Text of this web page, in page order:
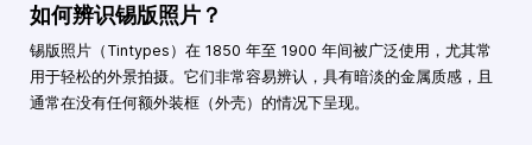
如何辨识锡版照片？
锡版照片（Tintypes）在 1850 年至 1900 年间被广泛使用，尤其常
用于轻松的外景拍摄。它们非常容易辨认，具有暗淡的金属质感，且
通常在没有任何额外装框（外壳）的情况下呈现。